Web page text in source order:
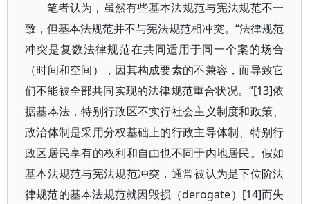
笔者认为，虽然有些基本法规范与宪法规范不一
致，但基本法规范并不与宪法规范相冲突。“法律规范
冲突是复数法律规范在共同适用于同一个案的场合
（时间和空间），因其构成要素的不兼容，而导致它
们不能被全部共同实现的法律规范重合状况。”[13]依
据基本法，特别行政区不实行社会主义制度和政策、
政治体制是采用分权基础上的行政主导体制、特别行
政区居民享有的权利和自由也不同于内地居民。假如
基本法规范与宪法规范冲突，通常被认为是下位阶法
律规范的基本法规范就因毁损（derogate）[14]而失